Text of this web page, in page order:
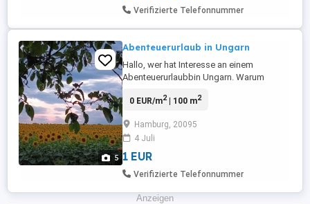
Verifizierte Telefonnummer
5
Abenteuerurlaub in Ungarn
Hallo, wer hat Interesse an einem
Abenteuerurlaubbin Ungarn. Warum
in Ungarn angeboten werden, für
würden oder wer hat, einen Wohnwagen
mitbringen kann. Das einzige was
erwünscht wäre ist, etwas Hilfe im
0 EUR/m2| 100 m2
Hamburg, 20095
4 Juli
1 EUR
Verifizierte Telefonnummer
Anzeigen